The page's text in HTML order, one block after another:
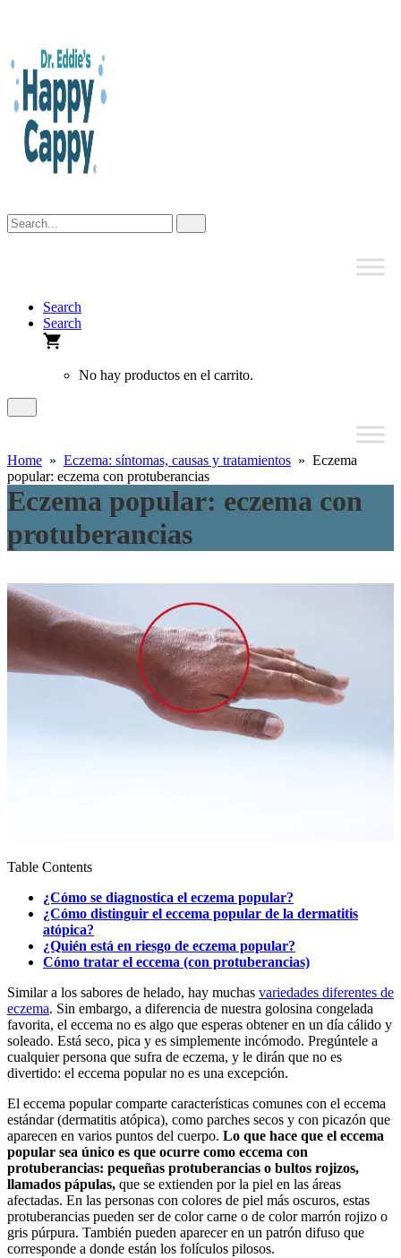
content
Search
Search
No hay productos en el carrito.
Home » Eczema: síntomas, causas y tratamientos » Eczema
popular: eczema con protuberancias
Eczema popular: eczema con
protuberancias
Table Contents
¿Cómo se diagnostica el eczema popular?
¿Cómo distinguir el eccema popular de la dermatitis
atópica?
¿Quién está en riesgo de eczema popular?
Cómo tratar el eccema (con protuberancias)
Similar a los sabores de helado, hay muchas variedades diferentes de
eczema. Sin embargo, a diferencia de nuestra golosina congelada
favorita, el eccema no es algo que esperas obtener en un día cálido y
soleado. Está seco, pica y es simplemente incómodo. Pregúntele a
cualquier persona que sufra de eczema, y le dirán que no es
divertido: el eccema popular no es una excepción.
El eccema popular comparte características comunes con el eccema
estándar (dermatitis atópica), como parches secos y con picazón que
aparecen en varios puntos del cuerpo. Lo que hace que el eccema
popular sea único es que ocurre como eccema con
protuberancias: pequeñas protuberancias o bultos rojizos,
llamados pápulas, que se extienden por la piel en las áreas
afectadas. En las personas con colores de piel más oscuros, estas
protuberancias pueden ser de color carne o de color marrón rojizo o
gris púrpura. También pueden aparecer en un patrón difuso que
corresponde a donde están los folículos pilosos.